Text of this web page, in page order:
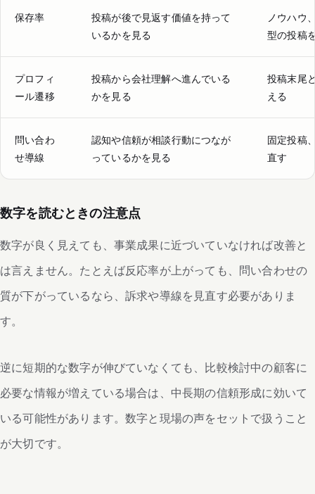
保存率
投稿が後で見返す価値を持って
いるかを見る
ノウハウ
型の投稿
プロフィ
ール遷移
投稿から会社理解へ進んでいる
かを見る
投稿末尾
える
問い合わ
せ導線
認知や信頼が相談行動につなが
っているかを見る
固定投稿
直す
数字を読むときの注意点
数字が良く見えても、事業成果に近づいていなければ改善と
は言えません。たとえば反応率が上がっても、問い合わせの
質が下がっているなら、訴求や導線を見直す必要がありま
す。
逆に短期的な数字が伸びていなくても、比較検討中の顧客に
必要な情報が増えている場合は、中長期の信頼形成に効いて
いる可能性があります。数字と現場の声をセットで扱うこと
が大切です。